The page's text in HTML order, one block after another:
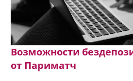
Возможности
от Париматч